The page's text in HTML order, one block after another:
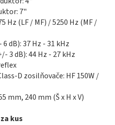
7"
Hz (LF / MF) / 5250 Hz (MF /
dB): 37 Hz - 31 kHz
3 dB): 44 Hz - 27 kHz
D zosilňovače: HF 150W /
mm, 240 mm (Š x H x V)
kus